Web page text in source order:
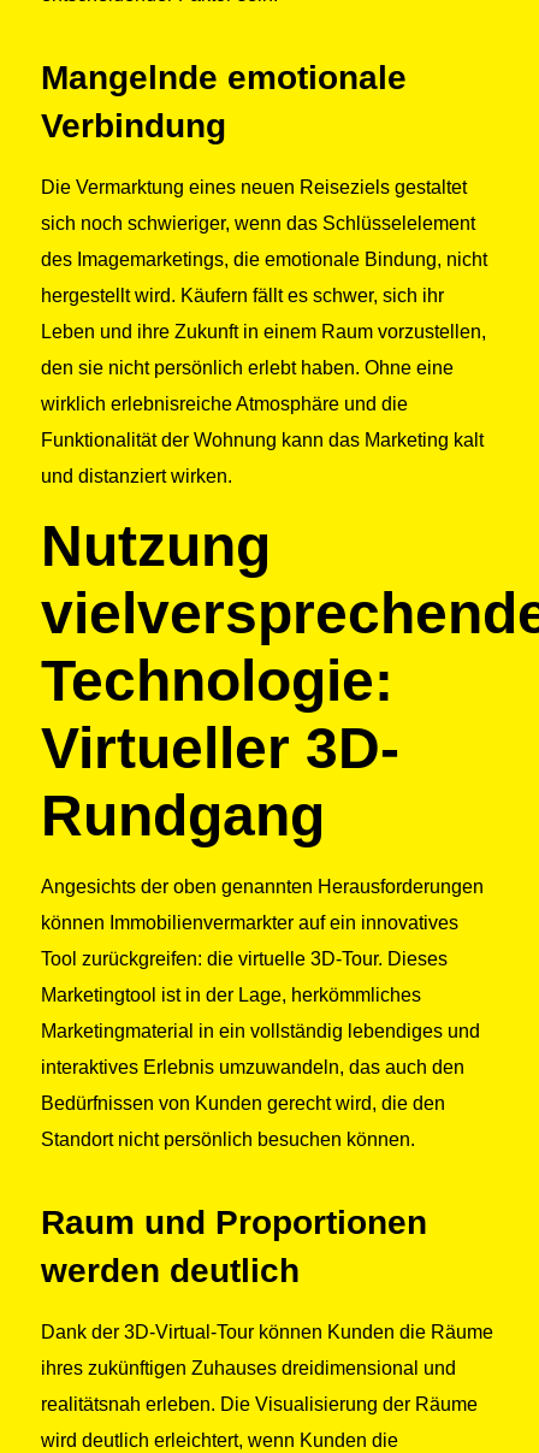
Mangelnde emotionale
Verbindung
Die Vermarktung eines neuen Reiseziels gestaltet
sich noch schwieriger, wenn das Schlüsselelement
des Imagemarketings, die emotionale Bindung, nicht
hergestellt wird. Käufern fällt es schwer, sich ihr
Leben und ihre Zukunft in einem Raum vorzustellen,
den sie nicht persönlich erlebt haben. Ohne eine
wirklich erlebnisreiche Atmosphäre und die
Funktionalität der Wohnung kann das Marketing kalt
und distanziert wirken.
Nutzung
Technologie:
Virtueller 3D-
Rundgang
Angesichts der oben genannten Herausforderungen
können Immobilienvermarkter auf ein innovatives
Tool zurückgreifen: die virtuelle 3D-Tour. Dieses
Marketingtool ist in der Lage, herkömmliches
Marketingmaterial in ein vollständig lebendiges und
interaktives Erlebnis umzuwandeln, das auch den
Bedürfnissen von Kunden gerecht wird, die den
Standort nicht persönlich besuchen können.
Raum und Proportionen
werden deutlich
Dank der 3D-Virtual-Tour können Kunden die Räume
ihres zukünftigen Zuhauses dreidimensional und
realitätsnah erleben. Die Visualisierung der Räume
wird deutlich erleichtert, wenn Kunden die